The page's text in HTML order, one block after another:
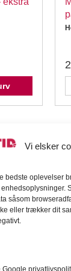
Vi elsker
bedste oplevelser
såsom
eller trækker dit